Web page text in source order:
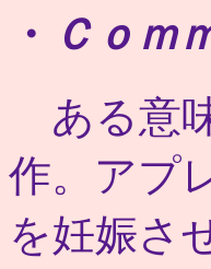
・
Ｃｏｍ
ある意
作。アプ
を妊娠さ